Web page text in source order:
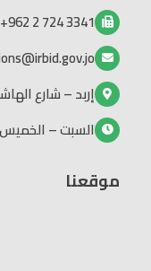
3341 724 2 962+
إربد – شارع
السبت – الخميس | 8:00 ص –
موقعنا